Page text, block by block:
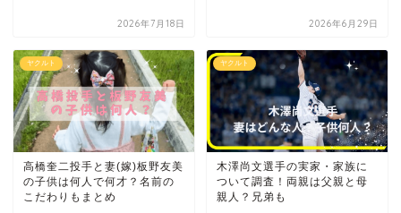
2026年7月18日 2026年6月29日
ヤクルト
高橋奎二投手と妻(嫁)板野友美
の子供は何人で何才？名前の
こだわりもまとめ
ヤクルト
木澤尚文選手の実家・家族に
ついて調査！両親は父親と母
親人？兄弟も